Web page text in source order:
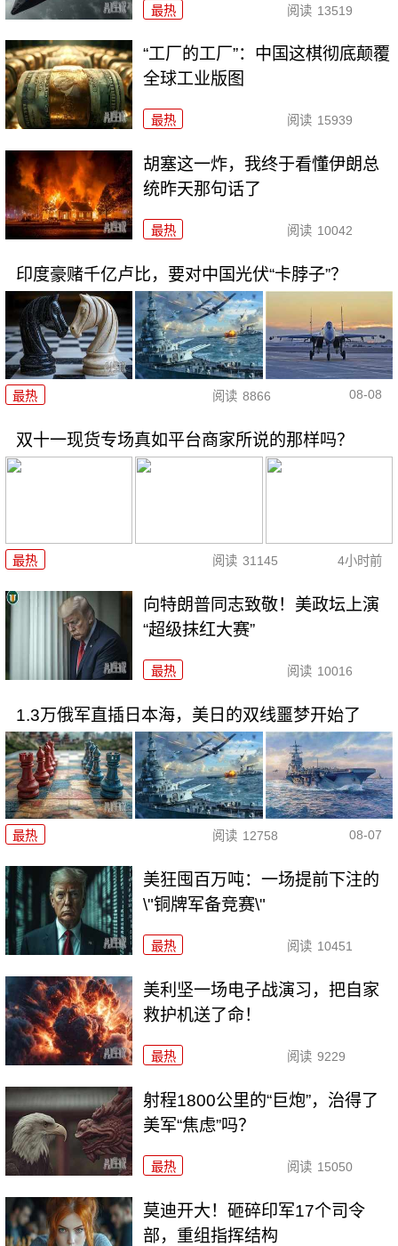
最热 阅读 13519
“工厂的工厂”：中国这棋彻底颠覆
全球工业版图
最热 阅读 15939
胡塞这一炸，我终于看懂伊朗总
统昨天那句话了
最热 阅读 10042
印度豪赌千亿卢比，要对中国光伏“卡脖子”？
最热 阅读 8866 08-08
双十一现货专场真如平台商家所说的那样吗？
最热 阅读 31145 4小时前
向特朗普同志致敬！美政坛上演
“超级抹红大赛”
最热 阅读 10016
1.3万俄军直插日本海，美日的双线噩梦开始了
最热 阅读 12758 08-07
美狂囤百万吨：一场提前下注的
\"铜牌军备竞赛\"
最热 阅读 10451
美利坚一场电子战演习，把自家
救护机送了命！
最热 阅读 9229
射程1800公里的“巨炮”，治得了
美军“焦虑”吗？
最热 阅读 15050
莫迪开大！砸碎印军17个司令
部，重组指挥结构